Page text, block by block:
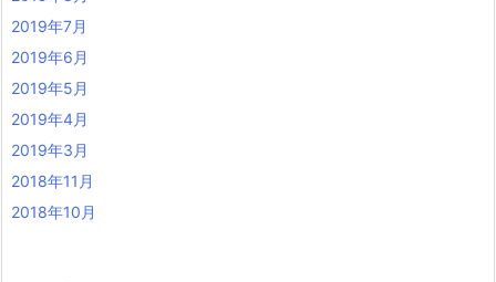
2019年7月
2019年6月
2019年5月
2019年4月
2019年3月
2018年11月
2018年10月